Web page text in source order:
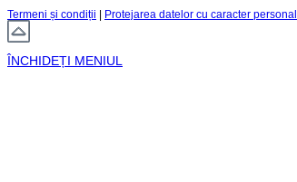
Termeni și condiții | Protejarea datelor cu caracter personal
ÎNCHIDEȚI MENIUL